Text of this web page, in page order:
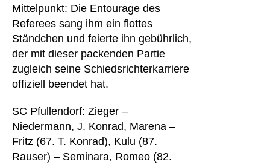
Mittelpunkt: Die Entourage des
Referees sang ihm ein flottes
Ständchen und feierte ihn gebührlich,
der mit dieser packenden Partie
zugleich seine Schiedsrichterkarriere
offiziell beendet hat.
SC Pfullendorf: Zieger –
Niedermann, J. Konrad, Marena –
Fritz (67. T. Konrad), Kulu (87.
Rauser) – Seminara, Romeo (82.